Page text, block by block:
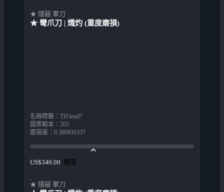
★ 隱蔽 軍刀
★ 彎爪刀 | 熾灼 (重度磨損)
名稱標籤 ： TH3end?
圖案範本 ： 205
磨損度 ： 0.386936337
US$340.00 購買
★ 隱蔽 軍刀